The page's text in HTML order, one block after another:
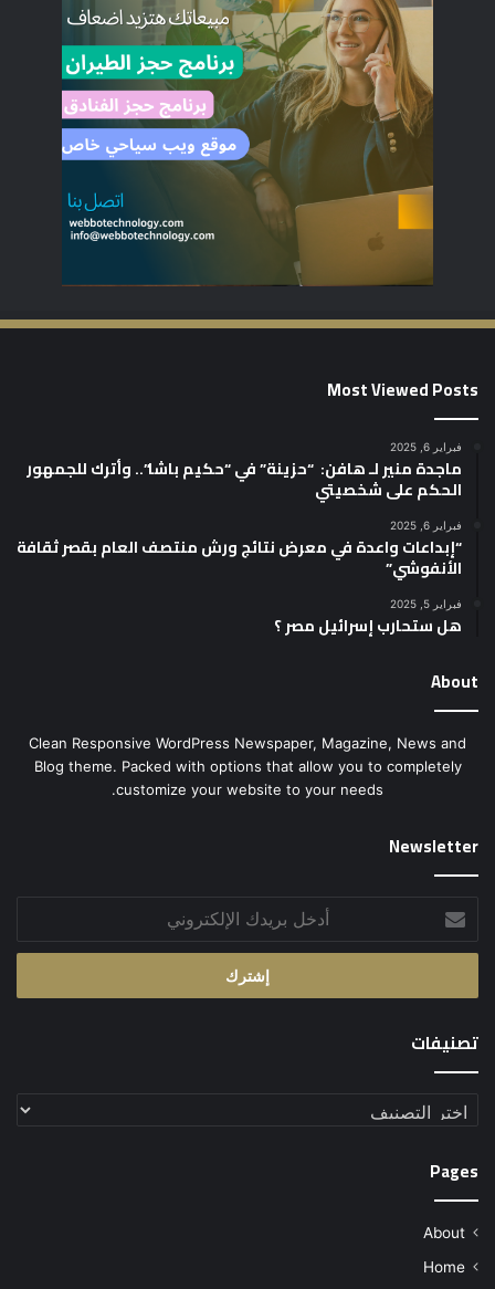
Most Viewed Posts
فبراير 6, 2025
ماجدة منير لـ هافن: “حزينة” في “حكيم باشا”.. وأترك للجمهور
الحكم على شخصيتي
فبراير 6, 2025
“إبداعات واعدة في معرض نتائج ورش منتصف العام بقصر ثقافة
الأنفوشي”
فبراير 5, 2025
هل ستحارب إسرائيل مصر ؟
About
Clean Responsive WordPress Newspaper, Magazine, News and
Blog theme. Packed with options that allow you to completely
customize your website to your needs.
Newsletter
أدخل
بريدك
الإلكتروني
تصنيفات
تصنيفات
Pages
About
Home